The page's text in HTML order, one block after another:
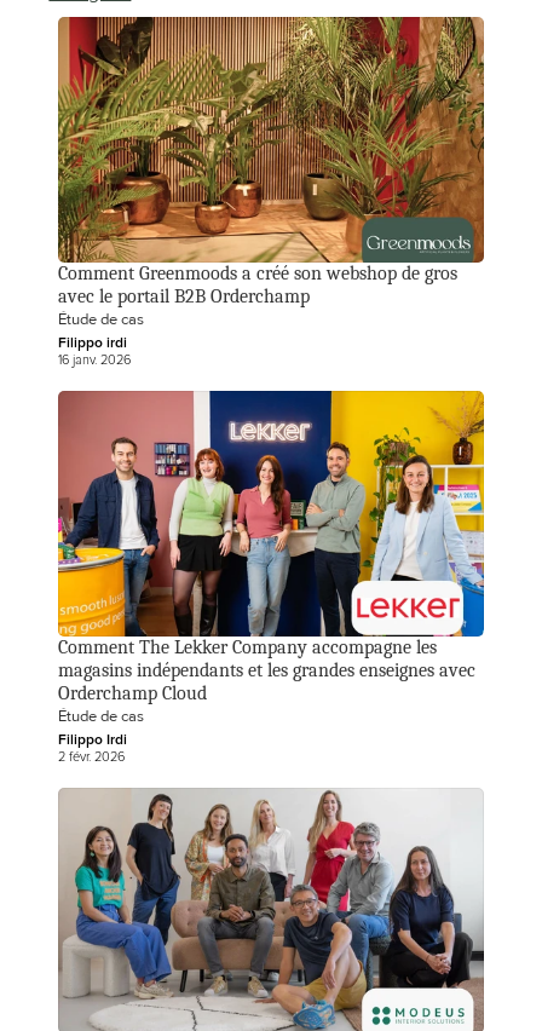
Comment Greenmoods a créé son webshop de gros
avec le portail B2B Orderchamp
Étude de cas
Filippo irdi
16 janv. 2026
Comment The Lekker Company accompagne les
magasins indépendants et les grandes enseignes avec
Orderchamp Cloud
Étude de cas
Filippo Irdi
2 févr. 2026